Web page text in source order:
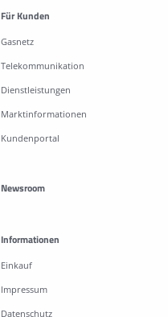
Für Kunden
Gasnetz
Telekommunikation
Dienstleistungen
Marktinformationen
Kundenportal
Newsroom
Informationen
Einkauf
Impressum
Datenschutz